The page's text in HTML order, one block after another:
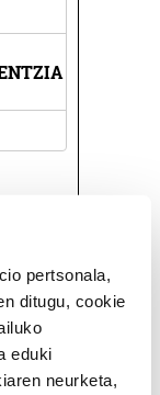
pertsonala,
ditugu, cookie
eduki
neurketa,